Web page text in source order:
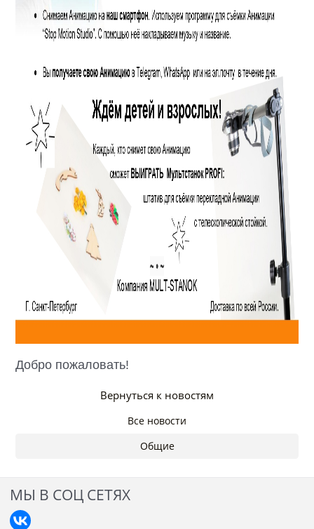
Добро пожаловать!
Вернуться к новостям
Все новости
Общие
МЫ В СОЦ СЕТЯХ